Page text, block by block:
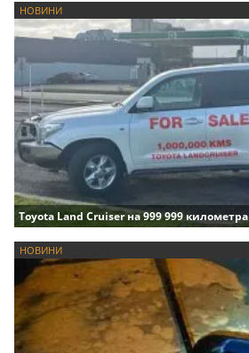
НОВИНИ
Toyota Land Cruiser на 999 999
НОВИНИ